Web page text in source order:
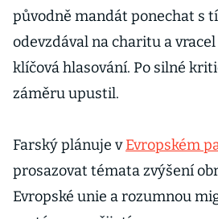
původně mandát ponechat s
odevzdával na charitu a
klíčová hlasování. Po silné
záměru upustil.
Farský plánuje vEvropském
prosazovat témata zvýšení
Evropské unie a rozumnou